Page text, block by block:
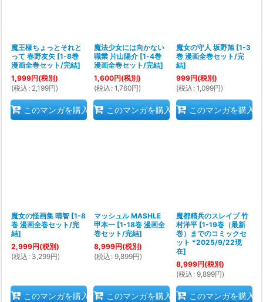
魔王様ちょっとそれと
って 春野友矢 [1-8巻
漫画全巻セット/完結]
1,999円(税別)
(税込 : 2,199円)
このマンガを購入
魔法少女には向かない
職業 片山陽介 [1-4巻
漫画全巻セット/完結]
1,600円(税別)
(税込 : 1,760円)
このマンガを購入
魔女の守人 坂野旭 [1-3
巻 漫画全巻セット/完
結]
999円(税別)
(税込 : 1,099円)
このマンガを購入
魔女の怪画集 晴智 [1-8
巻 漫画全巻セット/完
結]
2,999円(税別)
(税込 : 3,299円)
このマンガを購入
マッシュル MASHLE
甲本一 [1-18巻 漫画全
巻セット/完結]
8,999円(税別)
(税込 : 9,899円)
このマンガを購入
魔都精兵のスレイブ 竹
村洋平 [1-19巻（最新
巻）までのコミックセ
ット *2025/9/22現
在]
8,999円(税別)
(税込 : 9,899円)
このマンガを購入